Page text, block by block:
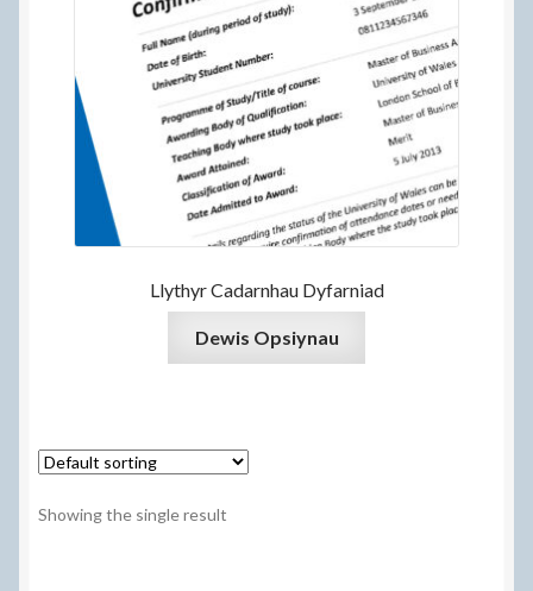
Llythyr Cadarnhau Dyfarniad
Dewis Opsiynau
Showing the single result